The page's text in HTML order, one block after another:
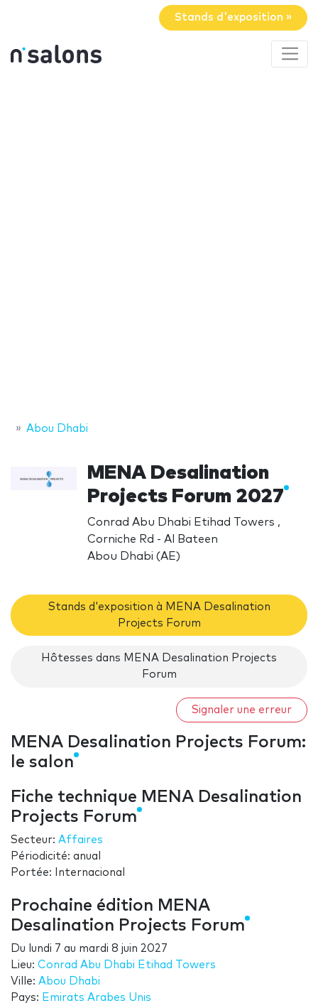
Stands d'exposition »
Abou Dhabi
MENA Desalination
Projects Forum 2027
Conrad Abu Dhabi Etihad Towers ,
Corniche Rd - Al Bateen
Abou Dhabi (AE)
Stands d'exposition à MENA Desalination
Projects Forum
Hôtesses dans MENA Desalination Projects
Forum
Signaler une erreur
MENA Desalination Projects Forum:
le salon
Fiche technique MENA Desalination
Projects Forum
Secteur: Affaires
Périodicité: anual
Portée: Internacional
Prochaine édition MENA
Desalination Projects Forum
Du lundi 7 au mardi 8 juin 2027
Lieu: Conrad Abu Dhabi Etihad Towers
Ville: Abou Dhabi
Pays: Emirats Arabes Unis